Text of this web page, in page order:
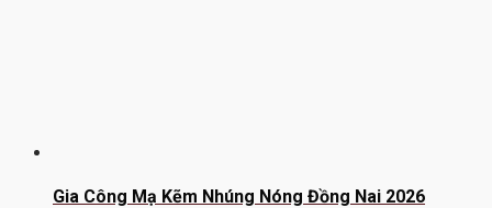
Gia Công Mạ Kẽm Nhúng Nóng Đồng Nai 2026